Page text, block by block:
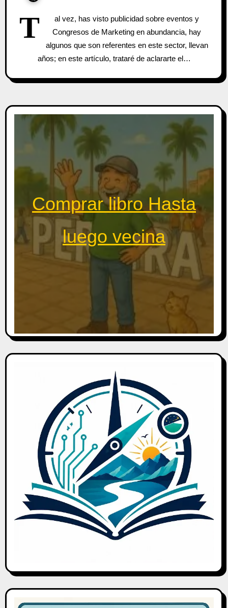
T
al vez, has visto publicidad sobre eventos y
Congresos de Marketing en abundancia, hay
algunos que son referentes en este sector, llevan
años; en este artículo, trataré de aclararte el…
Comprar libro Hasta
luego vecina